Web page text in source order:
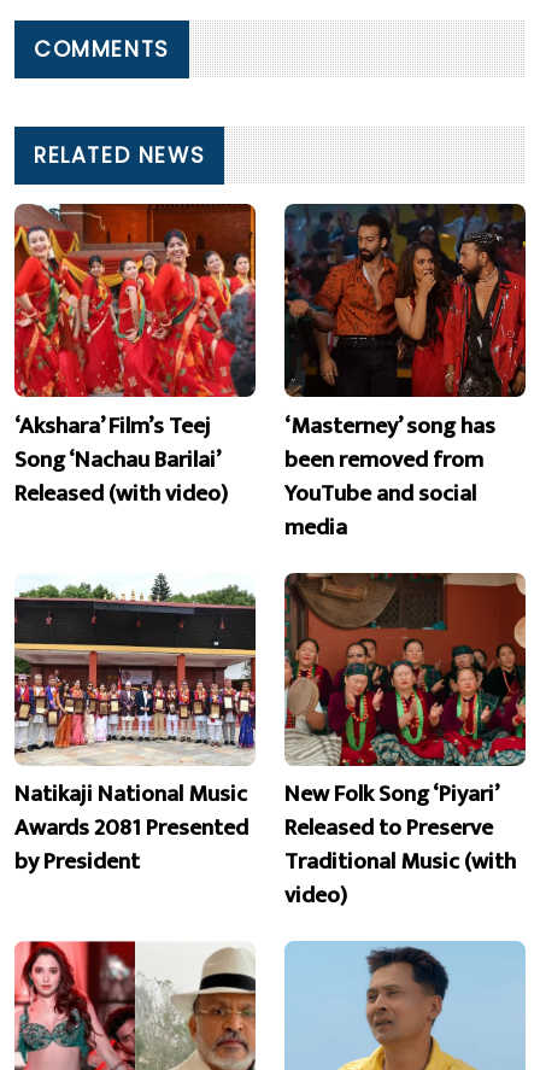
COMMENTS
RELATED NEWS
‘Akshara’ Film’s Teej
Song ‘Nachau Barilai’
Released (with video)
‘Masterney’ song has
been removed from
YouTube and social
media
Natikaji National Music
Awards 2081 Presented
by President
New Folk Song ‘Piyari’
Released to Preserve
Traditional Music (with
video)